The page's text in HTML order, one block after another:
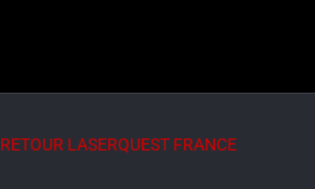
RETOUR LASERQUEST FRANCE